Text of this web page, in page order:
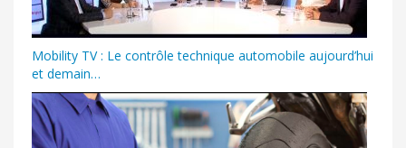
Mobility TV : Le contrôle technique automobile aujourd’hui
et demain…